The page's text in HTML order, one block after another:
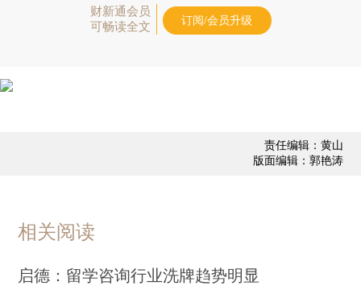
财新通会员
可畅读全文
订阅/会员升级
责任编辑：黄山
版面编辑：郭艳涛
相关阅读
启德：留学咨询行业洗牌趋势明显